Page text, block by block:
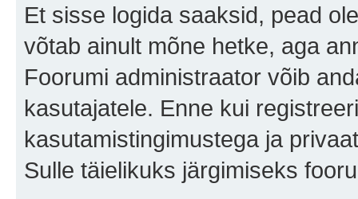
Et sisse logida saaksid, pead
võtab ainult mõne hetke, aga
Foorumi administraator võib
kasutajatele. Enne kui
kasutamistingimustega ja
Sulle täielikuks järgimiseks